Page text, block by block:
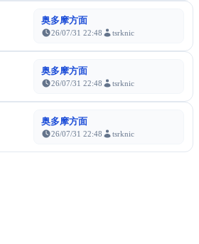
奥多摩方面
26/07/31 22:48 tsrknic
奥多摩方面
26/07/31 22:48 tsrknic
奥多摩方面
26/07/31 22:48 tsrknic